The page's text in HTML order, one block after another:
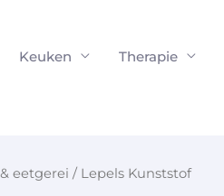
Keuken Therapie
eetgerei / Lepels Kunststof